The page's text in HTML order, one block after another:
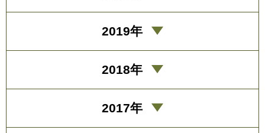
2019年
2018年
2017年